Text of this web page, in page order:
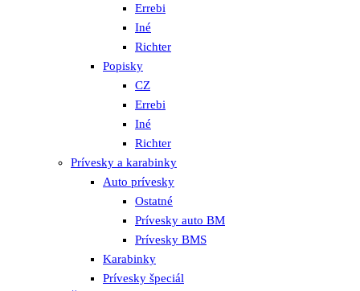
Errebi
Iné
Richter
Popisky
CZ
Errebi
Iné
Richter
Prívesky a karabinky
Auto prívesky
Ostatné
Prívesky auto BM
Prívesky BMS
Karabinky
Prívesky špeciál